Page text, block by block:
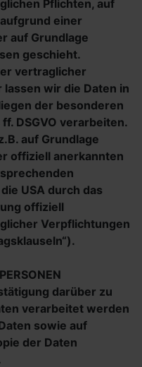
Pflichten, auf
einer
auf Grundlage
geschieht.
vertraglicher
wir die Daten in
der besonderen
DSGVO verarbeiten.
auf Grundlage
offiziell anerkannten
USA durch das
offiziell
Verpflichtungen
darüber zu
verarbeitet werden
sowie auf
der Daten